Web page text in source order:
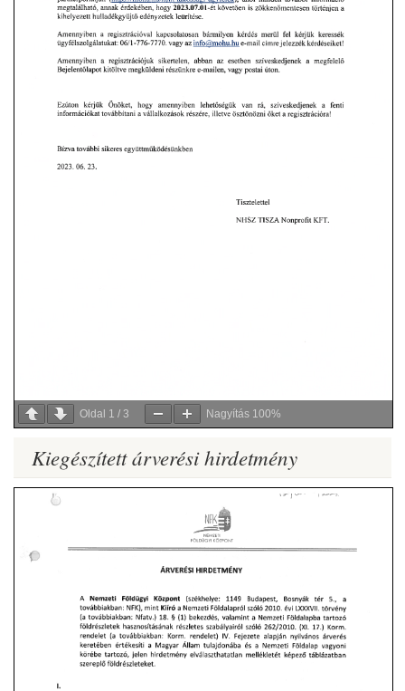
Oldal 1 / 3 Nagyítás 100%
Kiegészített árverési hirdetmény